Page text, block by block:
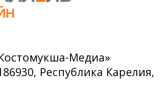
Медиа»
Республика Карелия,